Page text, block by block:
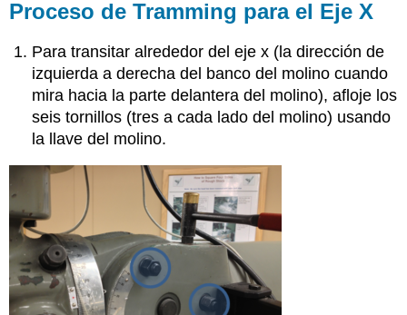
Proceso de Tramming para el Eje X
Para transitar alrededor del eje x (la dirección de
izquierda a derecha del banco del molino cuando
mira hacia la parte delantera del molino), afloje los
seis tornillos (tres a cada lado del molino) usando
la llave del molino.